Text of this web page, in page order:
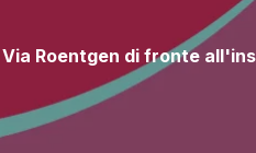
Roentgen di fronte